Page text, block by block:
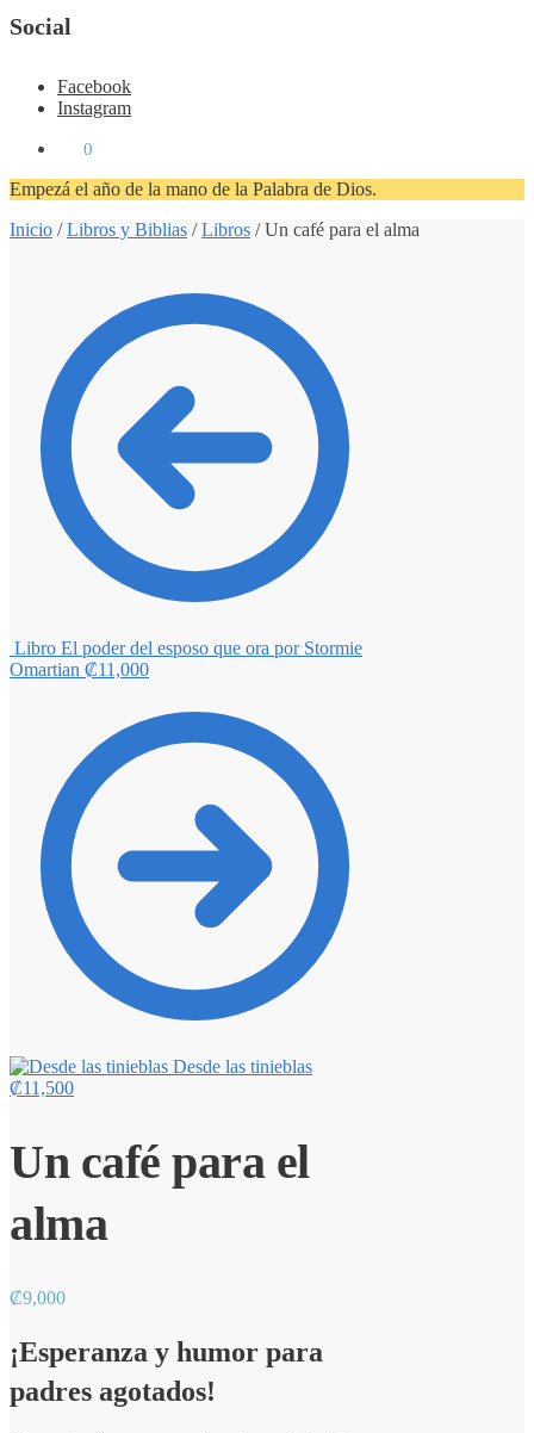
Social
Facebook
Instagram
0
Empezá el año de la mano de la Palabra de Dios.
Inicio /Libros y Biblias /Libros /Un café para el alma
Libro El poder del esposo que ora por Stormie
Omartian ₡11,000
Desde las tinieblas
₡11,500
Un café para el
alma
₡9,000
¡Esperanza y humor para
padres agotados!